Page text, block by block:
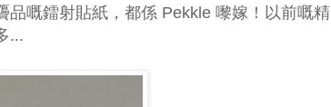
品嘅鐳射貼紙，都係 Pekkle 嚟嫁！以前嘅精
...